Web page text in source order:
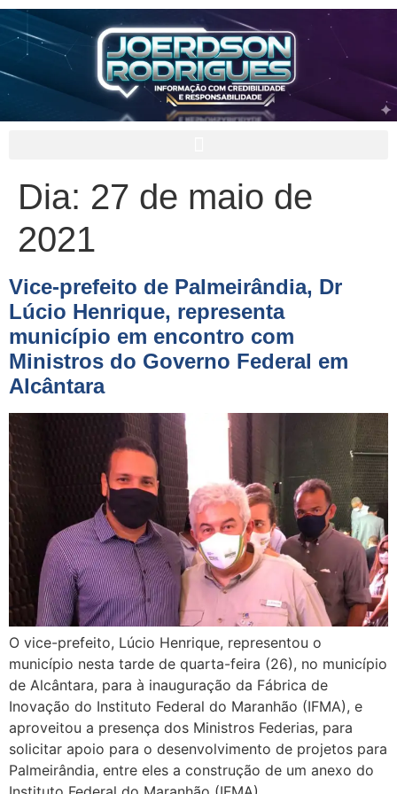
Dia: 27 de maio de
2021
Vice-prefeito de Palmeirândia, Dr
Lúcio Henrique, representa
município em encontro com
Ministros do Governo Federal em
Alcântara
O vice-prefeito, Lúcio Henrique, representou o
município nesta tarde de quarta-feira (26), no município
de Alcântara, para à inauguração da Fábrica de
Inovação do Instituto Federal do Maranhão (IFMA), e
aproveitou a presença dos Ministros Federias, para
solicitar apoio para o desenvolvimento de projetos para
Palmeirândia, entre eles a construção de um anexo do